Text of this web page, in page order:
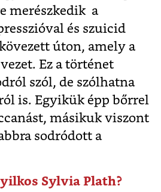
merészkedik a
és szuicid
úton, amely a
Ez a történet
szól, de szólhatna
is. Egyikük épp bőrrel
másikuk viszont
sodródott a
Sylvia Plath?